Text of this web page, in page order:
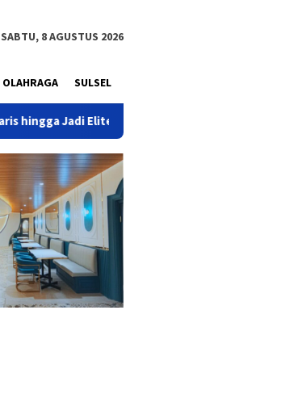
SABTU, 8 AGUSTUS 2026
OLAHRAGA SULSEL
Tinjau Revitalisasi Sekolah di